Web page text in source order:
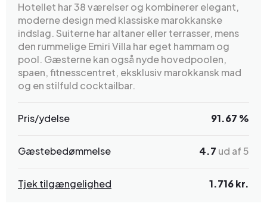
Hotellet har 38 værelser og kombinerer elegant,
moderne design med klassiske marokkanske
indslag. Suiterne har altaner eller terrasser, mens
den rummelige Emiri Villa har eget hammam og
pool. Gæsterne kan også nyde hovedpoolen,
spaen, fitnesscentret, eksklusiv marokkansk mad
og en stilfuld cocktailbar.
Pris/ydelse 91.67 %
Gæstebedømmelse 4.7 ud af 5
Tjek tilgængelighed 1.716 kr.